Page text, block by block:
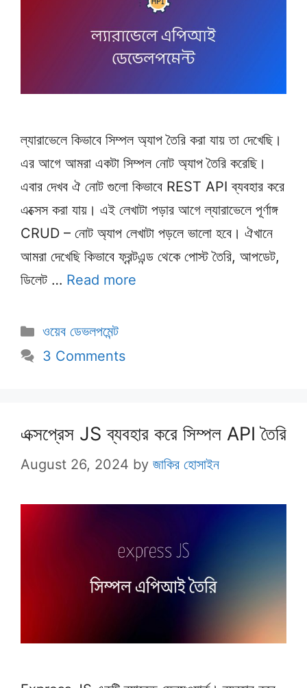
ল্যারাভেলে কিভাবে সিম্পল অ্যাপ তৈরি করা যায় তা দেখেছি।
এর আগে আমরা একটা সিম্পল নোট অ্যাপ তৈরি করেছি।
এবার দেখব ঐ নোট গুলো কিভাবে REST API ব্যবহার করে
এক্সেস করা যায়। এই লেখাটা পড়ার আগে ল্যারাভেলে পূর্ণাঙ্গ
CRUD – নোট অ্যাপ লেখাটা পড়লে ভালো হবে। ঐখানে
আমরা দেখেছি কিভাবে ফ্রন্টএন্ড থেকে পোস্ট তৈরি, আপডেট,
ডিলেট … Read more
Categories
ওয়েব ডেভলপমেন্ট
3 Comments
এক্সপ্রেস JS ব্যবহার করে সিম্পল API তৈরি
August 26, 2024 by জাকির হোসাইন